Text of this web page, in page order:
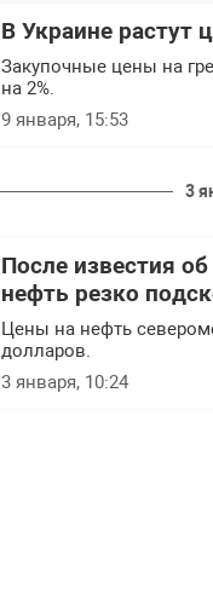
В Украине растут
Закупочные цены на
на 2%.
9 января, 15:53
3
После известия
нефть резко
Цены на нефть
долларов.
3 января, 10:24